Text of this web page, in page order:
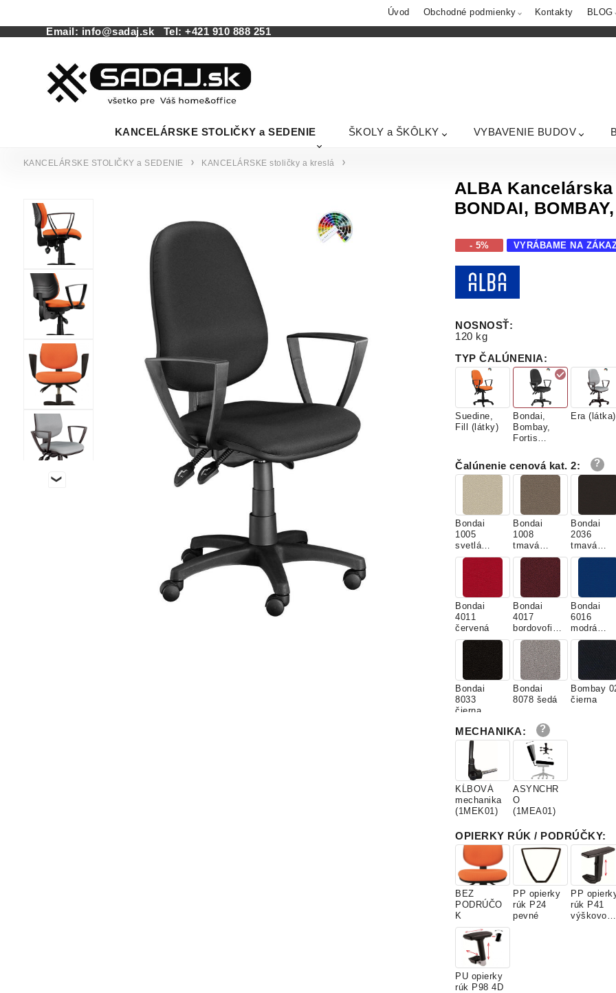
Úvod Obchodné podmienky Kontakty BLOG
Email: info@sadaj.sk Tel:+421 910 888 251
KANCELÁRSKE STOLIČKY a SEDENIE ŠKOLY a ŠKÔLKY VYBAVENIE BUDOV
KANCELÁRSKE STOLIČKY a SEDENIE KANCELÁRSKE stoličky a kreslá
ALBA
BONDAI,
- 5% VYRÁBAME NA
NOSNOSŤ:
120 kg
TYP ČALÚNENIA:
Suedine,
Fill (látky)
Bondai,
Bombay,
Fortis
Era (látka)
Čalúnenie cenová kat. 2:
Bondai
1005
svetlá
béžová
Bondai
1008
tmavá
káva
Bondai
2036
tmavá
hnedá
Bondai
4011
červená
Bondai
4017
bordovofial
ová
Bondai
6016
modrá
stredná
Bondai
8033
čierna
Bondai
8078 šedá
Bombay
čierna
Bombay 33
červená
Bombay 34
šedá
Bombay 63
fialovočiern
a
Bombay 73
Ružová
cyklamén
Bombay 74
hnedočiern
Fortis 35
zelená
MECHANIKA:
KĹBOVÁ
mechanika
(1MEK01)
ASYNCHR
O
(1MEA01)
OPIERKY RÚK / PODRÚČKY:
BEZ
PODRÚČO
K
PP opierky
rúk P24
pevné
PP
rúk P41
výškovo
PU opierky
rúk P98 4D